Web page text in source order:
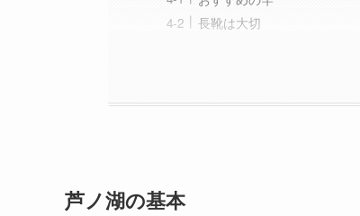
長靴は大切
芦ノ湖の基本